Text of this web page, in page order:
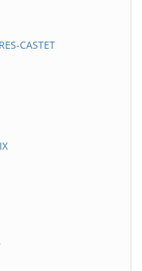
CASTET